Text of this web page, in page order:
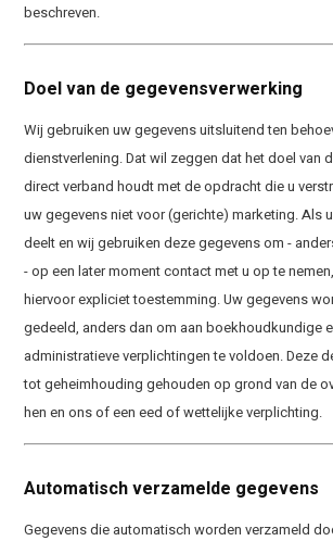
beschreven.
Doel van de gegevensverwerking
Wij gebruiken uw gegevens uitsluitend ten
dienstverlening. Dat wil zeggen dat het doel van
direct verband houdt met de opdracht die u
uw gegevens niet voor (gerichte) marketing. Als
deelt en wij gebruiken deze gegevens om -
- op een later moment contact met u op te
hiervoor expliciet toestemming. Uw gegevens
gedeeld, anders dan om aan boekhoudkundige
administratieve verplichtingen te voldoen. Deze
tot geheimhouding gehouden op grond van de
hen en ons of een eed of wettelijke verplichting.
Automatisch verzamelde gegevens
Gegevens die automatisch worden verzameld